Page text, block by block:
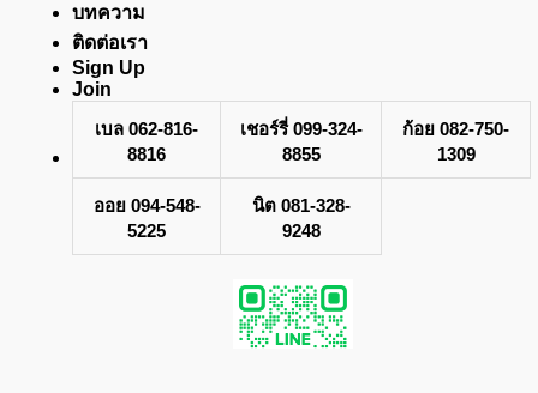
บทความ
ติดต่อเรา
Sign Up
Join
เบล 062-816-
8816
เชอร์รี่ 099-324-
8855
ก้อย 082-750-
1309
ออย 094-548-
5225
นิต 081-328-
9248